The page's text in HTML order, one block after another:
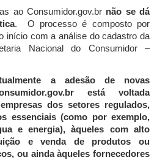
ao Consumidor.gov.br não se dá
. O processo é composto por
início com a análise do cadastro da
Nacional do Consumidor –
a adesão de novas
está voltada
dos setores regulados,
essenciais (como por exemplo,
e energia), àqueles com alto
e venda de produtos ou
ou ainda àqueles fornecedores